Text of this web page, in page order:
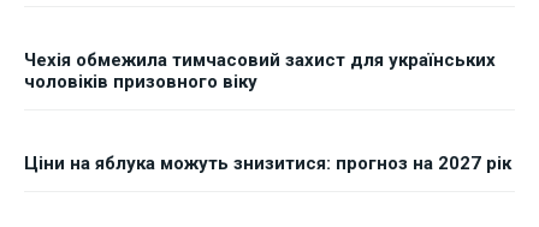
Чехія обмежила тимчасовий захист для українських
чоловіків призовного віку
Ціни на яблука можуть знизитися: прогноз на 2027 рік